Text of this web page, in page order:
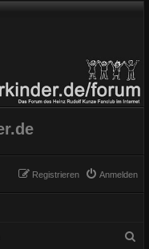
Anmelden
Registrieren